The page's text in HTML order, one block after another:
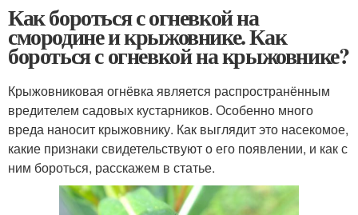
Как бороться с огневкой на
смородине и крыжовнике. Как
бороться с огневкой на крыжовнике?
Крыжовниковая огнёвка является распространённым
вредителем садовых кустарников. Особенно много
вреда наносит крыжовнику. Как выглядит это насекомое,
какие признаки свидетельствуют о его появлении, и как с
ним бороться, расскажем в статье.